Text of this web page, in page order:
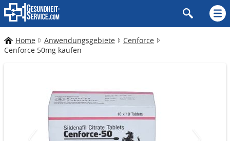
Home Anwendungsgebiete
Cenforce
Cenforce 50mg kaufen